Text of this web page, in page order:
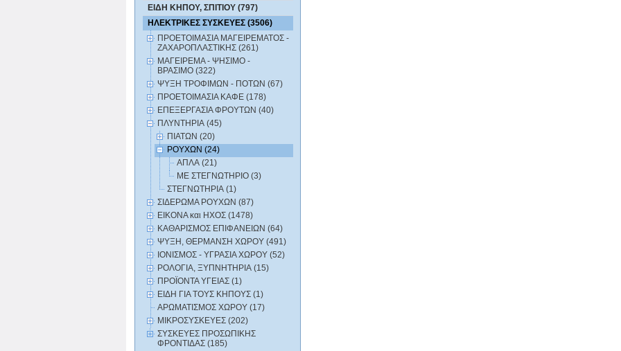
ΕΙΔΗ ΚΗΠΟΥ, ΣΠΙΤΙΟΥ (797)
ΗΛΕΚΤΡΙΚΕΣ ΣΥΣΚΕΥΕΣ (3506)
ΠΡΟΕΤΟΙΜΑΣΙΑ ΜΑΓΕΙΡΕΜΑΤΟΣ -
ΖΑΧΑΡΟΠΛΑΣΤΙΚΗΣ (261)
ΜΑΓΕΙΡΕΜΑ - ΨΗΣΙΜΟ -
ΒΡΑΣΙΜΟ (322)
ΨΥΞΗ ΤΡΟΦΙΜΩΝ - ΠΟΤΩΝ (67)
ΠΡΟΕΤΟΙΜΑΣΙΑ ΚΑΦΕ (178)
ΕΠΕΞΕΡΓΑΣΙΑ ΦΡΟΥΤΩΝ (40)
ΠΛΥΝΤΗΡΙΑ (45)
ΠΙΑΤΩΝ (20)
ΡΟΥΧΩΝ (24)
ΑΠΛΑ (21)
ΜΕ ΣΤΕΓΝΩΤΗΡΙΟ (3)
ΣΤΕΓΝΩΤΗΡΙΑ (1)
ΣΙΔΕΡΩΜΑ ΡΟΥΧΩΝ (87)
ΕΙΚΟΝΑ και ΗΧΟΣ (1478)
ΚΑΘΑΡΙΣΜΟΣ ΕΠΙΦΑΝΕΙΩΝ (64)
ΨΥΞΗ, ΘΕΡΜΑΝΣΗ ΧΩΡΟΥ (491)
ΙΟΝΙΣΜΟΣ - ΥΓΡΑΣΙΑ ΧΩΡΟΥ (52)
ΡΟΛΟΓΙΑ, ΞΥΠΝΗΤΗΡΙΑ (15)
ΠΡΟΪΟΝΤΑ ΥΓΕΙΑΣ (1)
ΕΙΔΗ ΓΙΑ ΤΟΥΣ ΚΗΠΟΥΣ (1)
ΑΡΩΜΑΤΙΣΜΟΣ ΧΩΡΟΥ (17)
ΜΙΚΡΟΣΥΣΚΕΥΕΣ (202)
ΣΥΣΚΕΥΕΣ ΠΡΟΣΩΠΙΚΗΣ
ΦΡΟΝΤΙΔΑΣ (185)